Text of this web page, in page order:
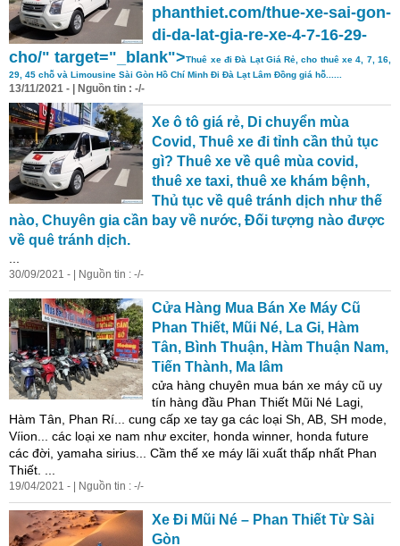
phanthiet.com/thue-xe-sai-gon-
di-da-lat-gia-re-xe-4-7-16-29-
cho/" target="_blank">Thuê xe đi Đà Lạt Giá Rẻ, cho thuê xe 4, 7, 16,
29, 45 chỗ và Limousine Sài Gòn Hồ Chí Minh Đi Đà Lạt Lâm Đồng giá hỗ......
13/11/2021 - | Nguồn tin : -/-
Xe ô tô giá rẻ, Di chuyển mùa
Covid, Thuê xe đi tỉnh cần thủ tục
gì? Thuê xe về quê mùa covid,
thuê xe taxi, thuê xe khám bệnh,
Thủ tục về quê tránh dịch như thế
nào, Chuyên gia cần bay về nước, Đối tượng nào được
về quê tránh dịch.
30/09/2021 - | Nguồn tin : -/-
Cửa Hàng Mua Bán Xe Máy Cũ
Phan Thiết, Mũi Né, La Gi, Hàm
Tân, Bình Thuận, Hàm Thuận Nam,
Tiến Thành, Ma lâm
cửa hàng chuyên mua bán xe máy cũ uy
tín hàng đầu Phan Thiết Mũi Né Lagi,
Hàm Tân, Phan Rí... cung cấp xe tay ga các loại Sh, AB, SH mode,
Víion... các loại xe nam như exciter, honda winner, honda future
các đời, yamaha sirius... Cầm thế xe máy lãi xuất thấp nhất Phan
Thiết. ...
19/04/2021 - | Nguồn tin : -/-
Xe Đi Mũi Né – Phan Thiết Từ Sài
Gòn